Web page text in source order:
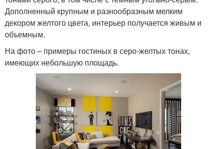
Дополненный крупным и разнообразным мелким
декором желтого цвета, интерьер получается живым и
объемным.
На фото – примеры гостиных в серо-желтых тонах,
имеющих небольшую площадь.